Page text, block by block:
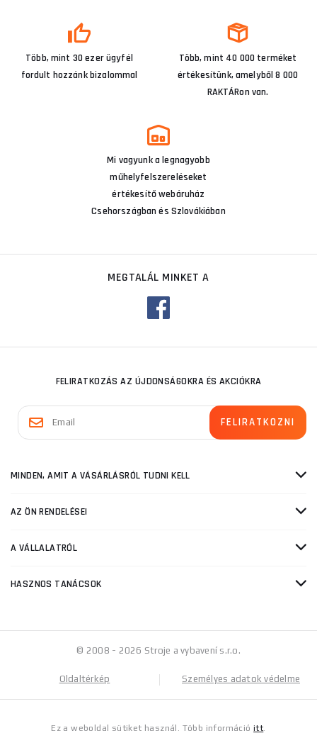
Több, mint 30 ezer ügyfél
fordult hozzánk bizalommal
Több, mint 40 000 terméket
értékesítünk, amelyből 8 000
RAKTÁRon van.
Mi vagyunk a legnagyobb
műhelyfelszereléseket
értékesítő webáruház
Csehországban és Szlovákiában
MEGTALÁL MINKET A
FELIRATKOZÁS AZ ÚJDONSÁGOKRA ÉS AKCIÓKRA
MINDEN, AMIT A VÁSÁRLÁSRÓL TUDNI KELL
AZ ÖN RENDELÉSEI
A VÁLLALATRÓL
HASZNOS TANÁCSOK
© 2008 - 2026 Stroje a vybavení s.r.o.
Oldaltérkép Személyes adatok védelme
Ez a weboldal sütiket használ. Több információitt.